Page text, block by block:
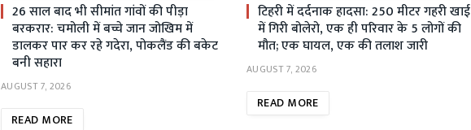
26 साल बाद भी सीमांत गांवों की पीड़ा
बरकरार: चमोली में बच्चे जान जोखिम में
डालकर पार कर रहे गदेरा, पोकलैंड की बकेट
बनी सहारा
AUGUST 7, 2026
READ MORE
टिहरी में दर्दनाक हादसा: 250 मीटर गहरी खाई
में गिरी बोलेरो, एक ही परिवार के 5 लोगों की
मौत; एक घायल, एक की तलाश जारी
AUGUST 7, 2026
READ MORE